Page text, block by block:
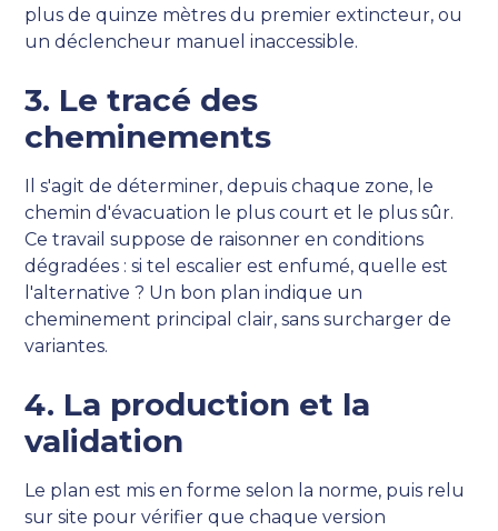
plus de quinze mètres du premier extincteur, ou
un déclencheur manuel inaccessible.
3. Le tracé des
cheminements
Il s'agit de déterminer, depuis chaque zone, le
chemin d'évacuation le plus court et le plus sûr.
Ce travail suppose de raisonner en conditions
dégradées : si tel escalier est enfumé, quelle est
l'alternative ? Un bon plan indique un
cheminement principal clair, sans surcharger de
variantes.
4. La production et la
validation
Le plan est mis en forme selon la norme, puis relu
sur site pour vérifier que chaque version